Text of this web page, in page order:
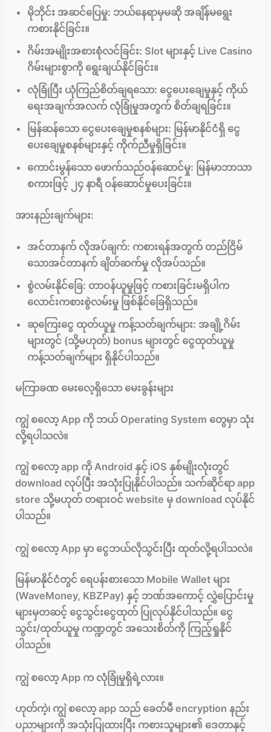
မိုဘိုင်း အဆင်ပြေမှု: ဘယ်နေရာမှမဆို အချိန်မရွေး
ကစားနိုင်ခြင်း။
ဂိမ်းအမျိုးအစားစုံလင်ခြင်း: Slot များနှင့် Live Casino
ဂိမ်းများစွာကို ရွေးချယ်နိုင်ခြင်း။
လုံခြုံပြီး ယုံကြည်စိတ်ချရသော: ငွေပေးချေမှုနှင့် ကိုယ်
ရေးအချက်အလက် လုံခြုံမှုအတွက် စိတ်ချရခြင်း။
မြန်ဆန်သော ငွေပေးချေမှုစနစ်များ: မြန်မာနိုင်ငံရှိ ငွေ
ပေးချေမှုစနစ်များနှင့် ကိုက်ညီမှုရှိခြင်း။
ကောင်းမွန်သော ဖောက်သည်ဝန်ဆောင်မှု: မြန်မာဘာသာ
စကားဖြင့် ၂၄ နာရီ ဝန်ဆောင်မှုပေးခြင်း။
အားနည်းချက်များ:
အင်တာနက် လိုအပ်ချက်: ကစားရန်အတွက် တည်ငြိမ်
သောအင်တာနက် ချိတ်ဆက်မှု လိုအပ်သည်။
စွဲလမ်းနိုင်ခြေ: တာဝန်ယူမှုဖြင့် ကစားခြင်းမရှိပါက
လောင်းကစားစွဲလမ်းမှု ဖြစ်နိုင်ခြေရှိသည်။
ဆုကြေးငွေ ထုတ်ယူမှု ကန့်သတ်ချက်များ: အချို့ဂိမ်း
များတွင် (သို့မဟုတ်) bonus များတွင် ငွေထုတ်ယူမှု
ကန့်သတ်ချက်များ ရှိနိုင်ပါသည်။
မကြာခဏ မေးလေ့ရှိသော မေးခွန်းများ
ကျွဲ စလော့ App ကို ဘယ် Operating System တွေမှာ သုံး
လို့ရပါသလဲ။
ကျွဲ စလော့ app ကို Android နှင့် iOS နှစ်မျိုးလုံးတွင်
download လုပ်ပြီး အသုံးပြုနိုင်ပါသည်။ သက်ဆိုင်ရာ app
store သို့မဟုတ် တရားဝင် website မှ download လုပ်နိုင်
ပါသည်။
ကျွဲ စလော့ App မှာ ငွေဘယ်လိုသွင်းပြီး ထုတ်လို့ရပါသလဲ။
မြန်မာနိုင်ငံတွင် ရေပန်းစားသော Mobile Wallet များ
(WaveMoney, KBZPay) နှင့် ဘဏ်အကောင့် လွှဲပြောင်းမှု
များမှတဆင့် ငွေသွင်းငွေထုတ် ပြုလုပ်နိုင်ပါသည်။ ငွေ
သွင်း/ထုတ်ယူမှု ကဏ္ဍတွင် အသေးစိတ်ကို ကြည့်ရှုနိုင်
ပါသည်။
ကျွဲ စလော့ App က လုံခြုံမှုရှိရဲ့လား။
ဟုတ်ကဲ့၊ ကျွဲ စလော့ app သည် ခေတ်မီ encryption နည်း
ပညာများကို အသုံးပြုထားပြီး ကစားသူများ၏ ဒေတာနှင့်